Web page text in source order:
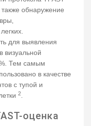
обнаружение
для выявления
визуальной
%. Тем самым
в качестве
с тупой и
2.
оценка